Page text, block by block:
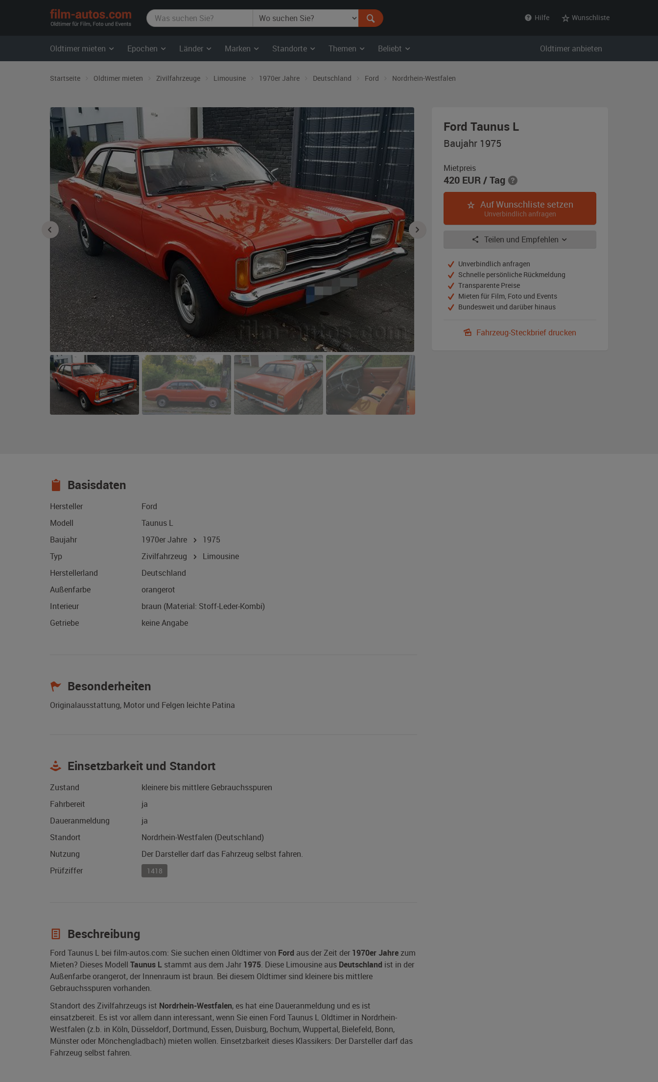
film-
autos.com
Hilfe Wunschliste
Oldtimer mieten Epochen Länder Marken Standorte Themen Beliebt Oldtimer anbieten
Startseite Oldtimer mieten Zivilfahrzeuge Limousine 1970er Jahre Deutschland Ford Nordrhein-Westfalen
Ford Taunus L,
Baujahr 1975
Mietpreis
420 EUR/ Tag
Auf Wunschliste setzen
Unverbindlich anfragen
Teilen und Empfehlen
Unverbindlich anfragen
Schnelle persönliche Rückmeldung
Transparente Preise
Mieten für Film, Foto und Events
Bundesweit und darüber hinaus
Fahrzeug-Steckbrief drucken
Basisdaten
Hersteller
Ford
Modell
Taunus L
Baujahr
1970er Jahre
1975
Typ
Zivilfahrzeug
Limousine
Herstellerland
Deutschland
Außenfarbe
orangerot
Interieur
braun (Material: Stoff-Leder-Kombi)
Getriebe
keine Angabe
Besonderheiten
Originalausstattung, Motor und Felgen leichte Patina
Einsetzbarkeit und Standort
Zustand
kleinere bis mittlere Gebrauchsspuren
Fahrbereit
ja
Daueranmeldung
ja
Standort
Nordrhein-Westfalen (Deutschland)
Nutzung
Der Darsteller darf das Fahrzeug selbst fahren.
Prüfziffer
1418
Beschreibung
Ford Taunus L bei film-autos.com: Sie suchen einen Oldtimer von Ford aus der Zeit der 1970er Jahrezum
Mieten? Dieses Modell Taunus L stammt aus dem Jahr 1975. Diese Limousine aus Deutschland ist in der
Außenfarbe orangerot, der Innenraum ist braun. Bei diesem Oldtimer sind kleinere bis mittlere
Gebrauchsspuren vorhanden.
Standort des Zivilfahrzeugs ist Nordrhein-Westfalen, es hat eine Daueranmeldung und es ist
einsatzbereit. Es ist vor allem dann interessant, wenn Sie einen Ford Taunus L Oldtimer in Nordrhein-
Westfalen (z.b. in Köln, Düsseldorf, Dortmund, Essen, Duisburg, Bochum, Wuppertal, Bielefeld, Bonn,
Münster oder Mönchengladbach) mieten wollen. Einsetzbarkeit dieses Klassikers: Der Darsteller darf das
Fahrzeug selbst fahren.